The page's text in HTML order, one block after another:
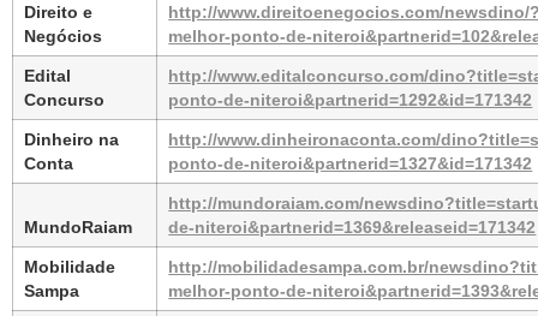
Direito e
Negócios
http://www.direitoenegocios.com/
melhor-ponto-de-
Edital
Concurso
http://www.editalconcurso.com/
ponto-de-niteroi&partnerid=1292&id=171342
Dinheiro na
Conta
http://www.dinheironaconta.com/
ponto-de-niteroi&partnerid=1327&id=171342
MundoRaiam
http://mundoraiam.com/
de-niteroi&partnerid=1369&releaseid=171342
Mobilidade
Sampa
http://mobilidadesampa.com.br/
melhor-ponto-de-